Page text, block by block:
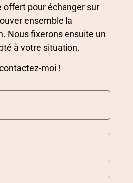
offert pour échanger sur
ensemble la
Nous fixerons ensuite un
à votre situation.
moi !